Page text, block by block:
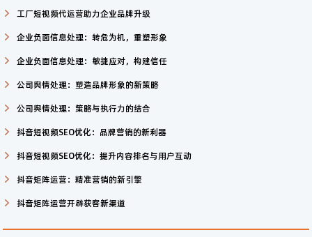
工厂短视频代运营助力企业品牌升级
企业负面信息处理：转危为机，重塑形象
企业负面信息处理：敏捷应对，构建信任
公司舆情处理：塑造品牌形象的新策略
公司舆情处理：策略与执行力的结合
抖音短视频SEO优化：品牌营销的新利器
抖音短视频SEO优化：提升内容排名与用户互动
抖音矩阵运营：精准营销的新引擎
抖音矩阵运营开辟获客新渠道